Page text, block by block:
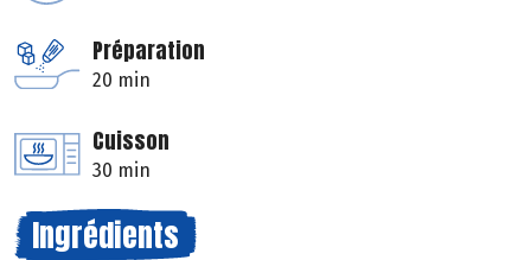
Préparation
20 min
Cuisson
30 min
Ingrédients